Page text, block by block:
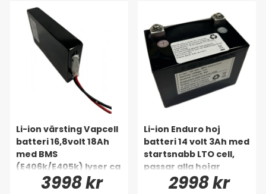
Li-ion värsting Vapcell
batteri 16,8volt 18Ah
med BMS
(E406k/E405k) lyser ca
3h till trippelkitt
3998 kr
Li-ion Enduro hoj
batteri 14 volt 3Ah med
startsnabb LTO cell,
passar alla hojar
2998 kr